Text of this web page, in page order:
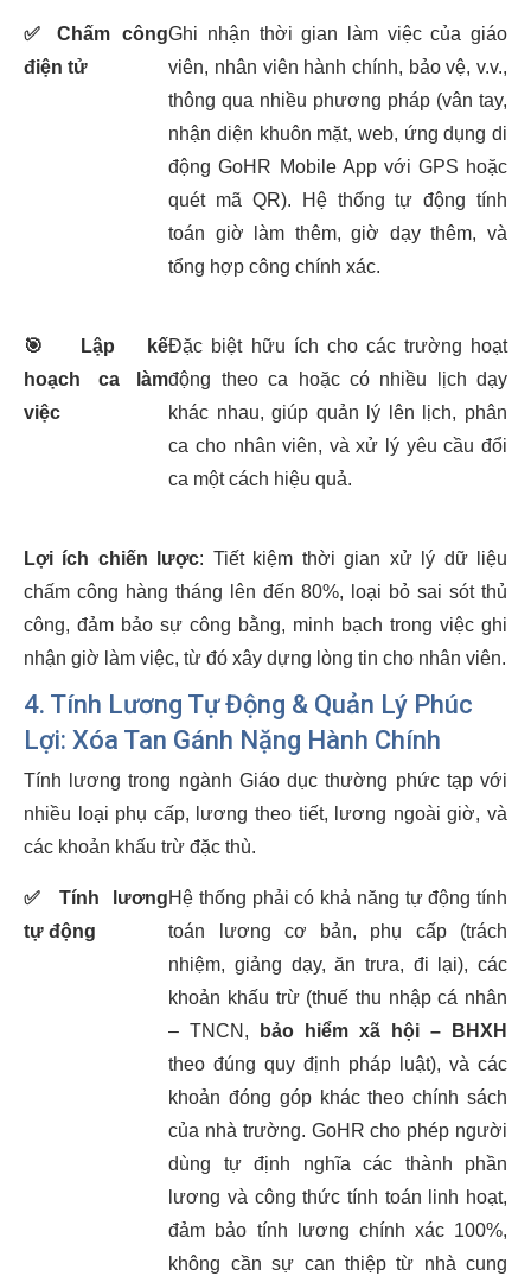
✅
Chấm công
điện tử
Ghi nhận thời gian làm việc của giáo
viên, nhân viên hành chính, bảo vệ, v.v.,
thông qua nhiều phương pháp (vân tay,
nhận diện khuôn mặt, web, ứng dụng di
động GoHR Mobile App với GPS hoặc
quét mã QR). Hệ thống tự động tính
toán giờ làm thêm, giờ dạy thêm, và
tổng hợp công chính xác.
🎯
Lập kế
hoạch ca làm
việc
Đặc biệt hữu ích cho các trường hoạt
động theo ca hoặc có nhiều lịch dạy
khác nhau, giúp quản lý lên lịch, phân
ca cho nhân viên, và xử lý yêu cầu đổi
ca một cách hiệu quả.
Lợi ích chiến lược: Tiết kiệm thời gian xử lý dữ liệu
chấm công hàng tháng lên đến 80%, loại bỏ sai sót thủ
công, đảm bảo sự công bằng, minh bạch trong việc ghi
nhận giờ làm việc, từ đó xây dựng lòng tin cho nhân viên.
4. Tính Lương Tự Động & Quản Lý Phúc
Lợi: Xóa Tan Gánh Nặng Hành Chính
Tính lương trong ngành Giáo dục thường phức tạp với
nhiều loại phụ cấp, lương theo tiết, lương ngoài giờ, và
các khoản khấu trừ đặc thù.
✅
Tính lương
tự động
Hệ thống phải có khả năng tự động tính
toán lương cơ bản, phụ cấp (trách
nhiệm, giảng dạy, ăn trưa, đi lại), các
khoản khấu trừ (thuế thu nhập cá nhân
– TNCN,
bảo hiểm xã hội – BHXH
theo đúng quy định pháp luật), và các
khoản đóng góp khác theo chính sách
của nhà trường. GoHR cho phép người
dùng tự định nghĩa các thành phần
lương và công thức tính toán linh hoạt,
đảm bảo tính lương chính xác 100%,
không cần sự can thiệp từ nhà cung